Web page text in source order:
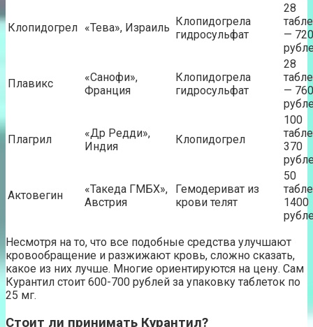
Клопидогрел «Тева», Израиль
Клопидогрела
гидросульфат
28
— 720
Плавикс
«Санофи»,
Франция
Клопидогрела
гидросульфат
28
— 760
Плагрил
«Др Редди»,
Индия
Клопидогрел
100
370
Актовегин
«Такеда ГМБХ»,
Австрия
Гемодериват из
крови телят
50
1400
Несмотря на то, что все подобные средства улучшают
кровообращение и разжижают кровь, сложно сказать,
какое из них лучше. Многие ориентируются на цену. Сам
Курантил стоит 600-700 рублей за упаковку таблеток по
25 мг.
Стоит ли принимать Курантил?